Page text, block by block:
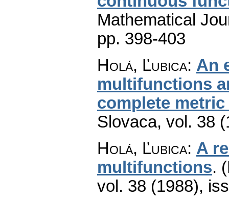
Mathematical
pp. 398-403
Holá, Ľubica: An
multifunctions
complete metric
Slovaca, vol. 38
Holá, Ľubica: A
multifunctions.
vol. 38 (1988),